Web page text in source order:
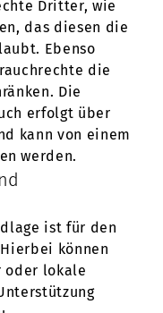
Dritter, wie
das diesen die
Ebenso
die
Die
erfolgt über
kann von einem
werden.
ist für den
können
oder lokale